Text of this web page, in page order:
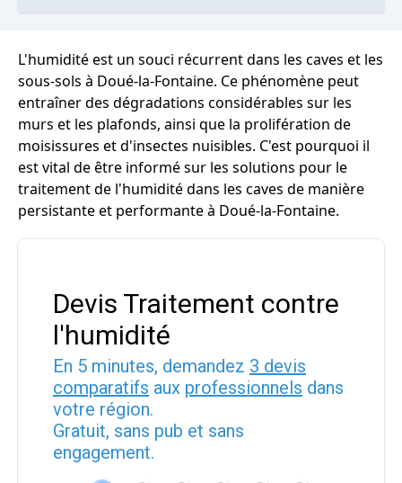
L'humidité est un souci récurrent dans les caves et les
sous-sols à Doué-la-Fontaine. Ce phénomène peut
entraîner des dégradations considérables sur les
murs et les plafonds, ainsi que la prolifération de
moisissures et d'insectes nuisibles. C'est pourquoi il
est vital de être informé sur les solutions pour le
traitement de l'humidité dans les caves de manière
persistante et performante à Doué-la-Fontaine.
Devis Traitement contre
l'humidité
En 5 minutes, demandez 3 devis
comparatifs aux professionnels dans
votre région.
Gratuit, sans pub et sans
engagement.